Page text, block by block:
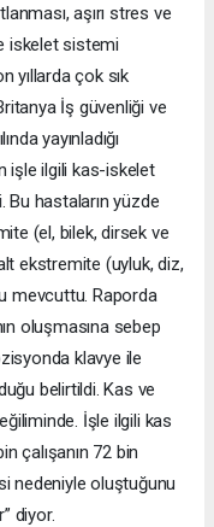
aşırı stres ve
iskelet sistemi
yıllarda çok sık
İş güvenliği ve
yayınladığı
işle ilgili kas-iskelet
Bu hastaların yüzde
(el, bilek, dirsek ve
ekstremite (uyluk, diz,
mevcuttu. Raporda
oluşmasına sebep
klavye ile
belirtildi. Kas ve
İşle ilgili kas
çalışanın 72 bin
nedeniyle oluştuğunu
diyor.